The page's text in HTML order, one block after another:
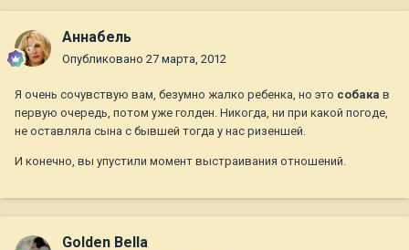
Aннaбель
Опубликовано 27 марта, 2012
Я очень сочувствую вам, безумно жалко ребенка, но это собака в
первую очередь, потом уже голден. Никогда, ни при какой погоде,
не оставляла сына с бывшей тогда у нас ризеншей.
И конечно, вы упустили момент выстраивания отношений.
Golden Bella